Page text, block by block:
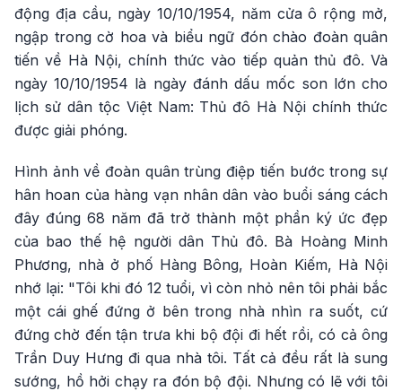
động địa cầu, ngày 10/10/1954, năm cửa ô rộng mở,
ngập trong cờ hoa và biểu ngữ đón chào đoàn quân
tiến về Hà Nội, chính thức vào tiếp quản thủ đô. Và
ngày 10/10/1954 là ngày đánh dấu mốc son lớn cho
lịch sử dân tộc Việt Nam: Thủ đô Hà Nội chính thức
được giải phóng.
Hình ảnh về đoàn quân trùng điệp tiến bước trong sự
hân hoan của hàng vạn nhân dân vào buổi sáng cách
đây đúng 68 năm đã trở thành một phần ký ức đẹp
của bao thế hệ người dân Thủ đô. Bà Hoàng Minh
Phương, nhà ở phố Hàng Bông, Hoàn Kiếm, Hà Nội
nhớ lại: "Tôi khi đó 12 tuổi, vì còn nhỏ nên tôi phải bắc
một cái ghế đứng ở bên trong nhà nhìn ra suốt, cứ
đứng chờ đến tận trưa khi bộ đội đi hết rồi, có cả ông
Trần Duy Hưng đi qua nhà tôi. Tất cả đều rất là sung
sướng, hồ hởi chạy ra đón bộ đội. Nhưng có lẽ với tôi